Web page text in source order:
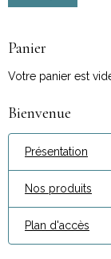
Panier
Votre panier est
Bienvenue
Présentation
Nos produits
Plan d'accès